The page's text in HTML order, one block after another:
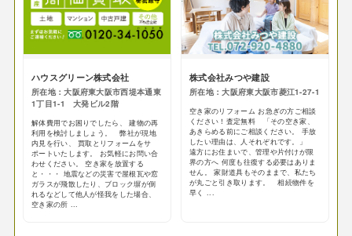
ハウスグリーン株式会社
所在地：大阪府東大阪市西堤本通東
1丁目1-1 大発ビル2階
解体費用でお困りでしたら、 建物の再
利用を検討しましょう。 弊社が現地
内見を行い、 買取とリフォームをサ
ポートいたします。 お気軽にお問い合
わせください。 空き家を放置する
と・・・ 地震などの災害で屋根瓦や窓
ガラスが飛散したり、ブロック塀が倒
れるなどして他人が怪我をした場合、
空き家の所 ...
株式会社みつや建設
所在地：大阪府東大阪市菱江1-27-1
空き家のリフォーム お急ぎの方ご相談
ください！査定無料 「その空き家、
あきらめる前にご相談ください。 手放
したい理由は、人それぞれです。」
遠方にお住まいで、管理や片付けが限
界の方へ 何度も往復する必要はありま
せん。 家財道具もそのままで、私たち
が丸ごと引き取ります。 相続物件を
早く ...